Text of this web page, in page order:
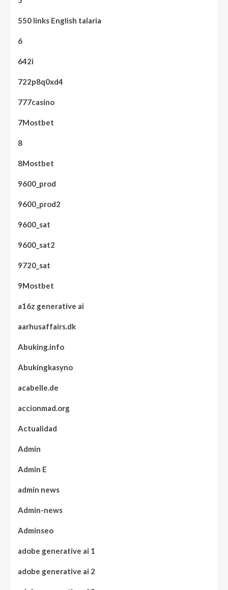
550 links English talaria
6
642i
722p8q0xd4
777casino
7Mostbet
8
8Mostbet
9600_prod
9600_prod2
9600_sat
9600_sat2
9720_sat
9Mostbet
a16z generative ai
aarhusaffairs.dk
Abuking.info
Abukingkasyno
acabelle.de
accionmad.org
Actualidad
Admin
Admin E
admin news
Admin-news
Adminseo
adobe generative ai 1
adobe generative ai 2